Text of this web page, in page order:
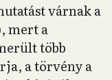
várnak a
mert a
több
a törvény a